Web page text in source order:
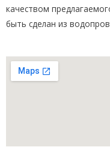
качеством
быть сделан из